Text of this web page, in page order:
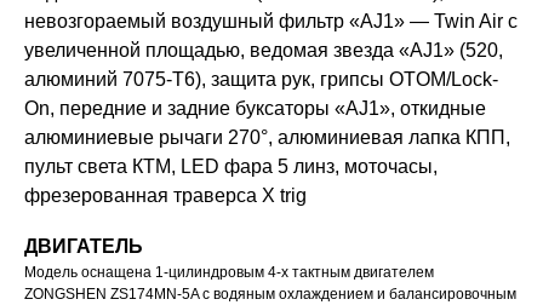
невозгораемый воздушный фильтр «AJ1» — Twin Air с
увеличенной площадью, ведомая звезда «AJ1» (520,
алюминий 7075-Т6), защита рук, грипсы OTOM/Lock-
On, передние и задние буксаторы «AJ1», откидные
алюминиевые рычаги 270°, алюминиевая лапка КПП,
пульт света КТМ, LED фара 5 линз, моточасы,
фрезерованная траверса X trig
ДВИГАТЕЛЬ
Модель оснащена 1-цилиндровым 4-х тактным двигателем
ZONGSHEN ZS174MN-5A с водяным охлаждением и балансировочным